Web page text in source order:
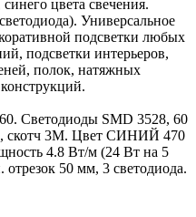
цвета свечения.
Универсальное
подсветки любых
подсветки интерьеров,
полок, натяжных
Светодиоды SMD 3528, 60
скотч 3M. Цвет СИНИЙ 470
4.8 Вт/м (24 Вт на 5
50 мм, 3 светодиода.